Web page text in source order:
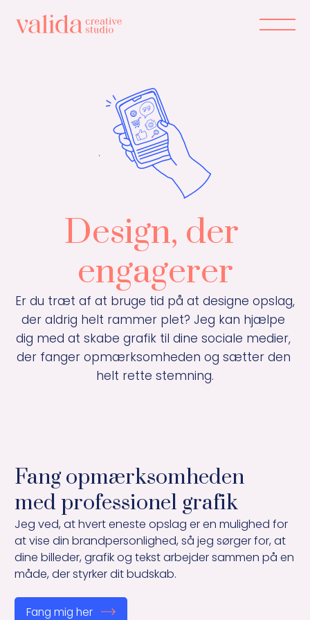
Det kan du få
Cases
Priser
Om mig
Kontakt
60 13 30 16
sophie@valida.dk
Linkedin
Instagram
Design, der
engagerer
Er du træt af at bruge tid på at designe opslag,
der aldrig helt rammer plet? Jeg kan hjælpe
dig med at skabe grafik til dine sociale medier,
der fanger opmærksomheden og sætter den
helt rette stemning.
Fang opmærksomheden
med professionel grafik
Jeg ved, at hvert eneste opslag er en mulighed for
at vise din brandpersonlighed, så jeg sørger for, at
dine billeder, grafik og tekst arbejder sammen på en
måde, der styrker dit budskab.
Fang mig her